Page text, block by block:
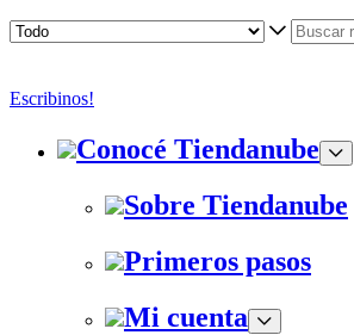
Escribinos!
Conocé Tiendanube
Sobre Tiendanube
Primeros pasos
Mi cuenta